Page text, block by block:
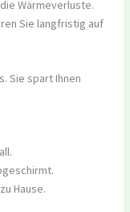
Wärmeverluste.
Sie langfristig auf
Sie spart Ihnen
Hause.